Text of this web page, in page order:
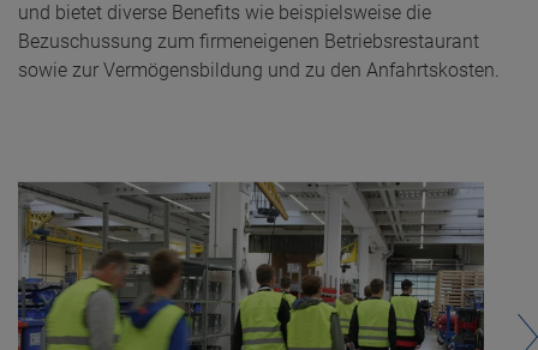
und bietet diverse Benefits wie beispielsweise die
Bezuschussung zum firmeneigenen Betriebsrestaurant
sowie zur Vermögensbildung und zu den Anfahrtskosten.